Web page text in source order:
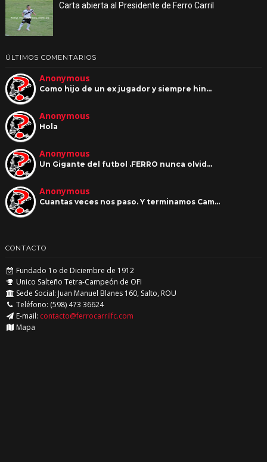
Carta abierta al Presidente de Ferro Carril
ÚLTIMOS COMENTARIOS
Anonymous
Como hijo de un ex jugador y siempre hin…
Anonymous
Hola
Anonymous
Un Gigante del futbol .FERRO nunca olvid…
Anonymous
Cuantas veces nos paso. Y terminamos Cam…
CONTACTO
Fundado 1o de Diciembre de 1912
Unico Salteño Tetra-Campeón de OFI
Sede Social: Juan Manuel Blanes 160, Salto, ROU
Teléfono: (598) 473 36624
E-mail: contacto@ferrocarrilfc.com
Mapa